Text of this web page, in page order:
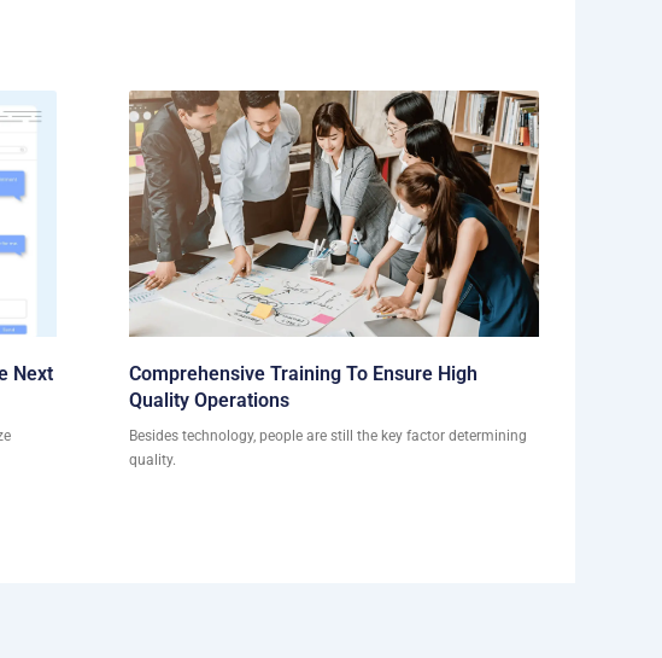
Next
Comprehensive Training To Ensure High
Quality Operations
Besides technology, people are still the key factor determining
quality.